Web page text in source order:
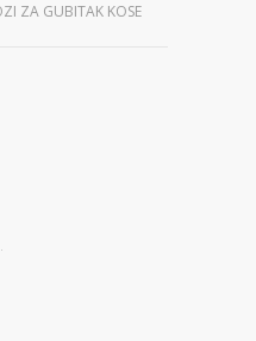
ZA GUBITAK KOSE